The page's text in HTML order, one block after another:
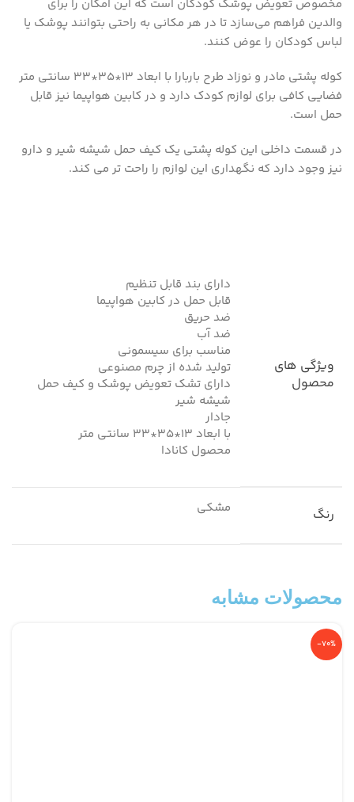
مخصوص تعویض پوشک کودکان است که این امکان را برای
والدین فراهم می‌سازد تا در هر مکانی به راحتی بتوانند پوشک یا
لباس کودکان را عوض کنند.
کوله پشتی مادر و نوزاد طرح باربارا با ابعاد ۱۳*۳۵*۳۳ سانتی متر
فضایی کافی برای لوازم کودک دارد و در کابین هواپیما نیز قابل
حمل است.
در قسمت داخلی این کوله پشتی یک کیف حمل شیشه شیر و دارو
نیز وجود دارد که نگهداری این لوازم را راحت تر می کند.
ویژگی های
محصول
دارای بند قابل تنظیم
قابل حمل در کابین هواپیما
ضد حریق
ضد آب
مناسب برای سیسمونی
تولید شده از چرم مصنوعی
دارای تشک تعویض پوشک و کیف حمل
شیشه شیر
جادار
با ابعاد 13*35*33 سانتی متر
محصول کانادا
رنگ مشکی
محصولات مشابه
-70%